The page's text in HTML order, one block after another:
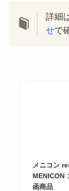
詳細
せで
メニコン
MENICON
函商品